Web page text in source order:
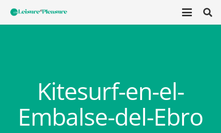
Kitesurf-en-el-
Embalse-del-Ebro